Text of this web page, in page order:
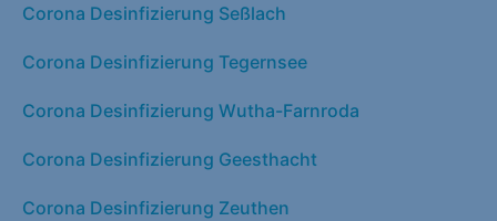
Corona Desinfizierung Seßlach
Corona Desinfizierung Tegernsee
Corona Desinfizierung Wutha-Farnroda
Corona Desinfizierung Geesthacht
Corona Desinfizierung Zeuthen